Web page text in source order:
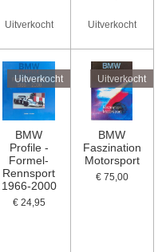
Uitverkocht Uitverkocht
Uitverkocht
BMW
Profile -
Formel-
Rennsport
1966-2000
€ 24,95
Uitverkocht
BMW
Faszination
Motorsport
€ 75,00